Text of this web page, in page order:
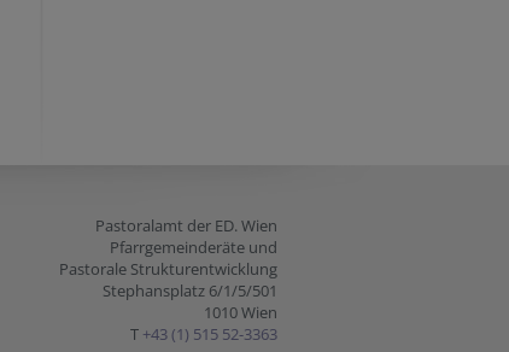
Pastoralamt der ED. Wien
Pfarrgemeinderäte und
Pastorale Strukturentwicklung
Stephansplatz 6/1/5/501
1010 Wien
T +43 (1) 515 52-3363